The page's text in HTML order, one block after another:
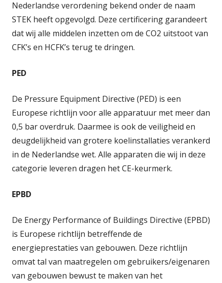
Nederlandse verordening bekend onder de naam
STEK heeft opgevolgd. Deze certificering garandeert
dat wij alle middelen inzetten om de CO2 uitstoot van
CFK’s en HCFK’s terug te dringen.
PED
De Pressure Equipment Directive (PED) is een
Europese richtlijn voor alle apparatuur met meer dan
0,5 bar overdruk. Daarmee is ook de veiligheid en
deugdelijkheid van grotere koelinstallaties verankerd
in de Nederlandse wet. Alle apparaten die wij in deze
categorie leveren dragen het CE-keurmerk.
EPBD
De Energy Performance of Buildings Directive (EPBD)
is Europese richtlijn betreffende de
energieprestaties van gebouwen. Deze richtlijn
omvat tal van maatregelen om gebruikers/eigenaren
van gebouwen bewust te maken van het